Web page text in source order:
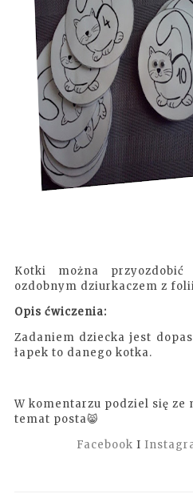
Kotki można
ozdobnym dziurkaczem z
Opis ćwiczenia:
Zadaniem dziecka jest
łapek to danego kotka.
W komentarzu podziel się ze
temat posta😸
Facebook I